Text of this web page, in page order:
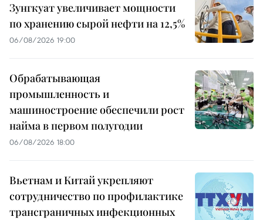
Зунгкуат увеличивает мощности
по хранению сырой нефти на 12,5%
06/08/2026 19:00
Обрабатывающая
промышленность и
машиностроение обеспечили рост
найма в первом полугодии
06/08/2026 18:00
Вьетнам и Китай укрепляют
сотрудничество по профилактике
трансграничных инфекционных